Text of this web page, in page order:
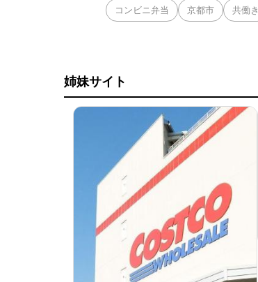
コンビニ弁当 京都市 共働き
姉妹サイト